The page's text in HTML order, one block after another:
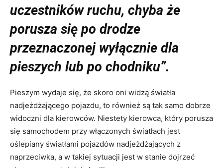
uczestników ruchu, chyba że
porusza się po drodze
przeznaczonej wyłącznie dla
pieszych lub po chodniku”.
Pieszym wydaje się, że skoro oni widzą światła
nadjeżdżającego pojazdu, to również są tak samo dobrze
widoczni dla kierowców. Niestety kierowca, który porusza
się samochodem przy włączonych światłach jest
oślepiany światłami pojazdów nadjeżdżających z
naprzeciwka, a w takiej sytuacji jest w stanie dojrzeć